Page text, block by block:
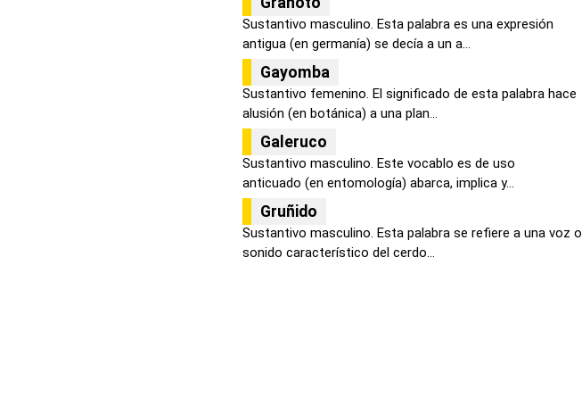
Sustantivo masculino. Esta palabra es una expresión
antigua (en germanía) se decía a un a...
Gayomba
Sustantivo femenino. El significado de esta palabra hace
alusión (en botánica) a una plan...
Galeruco
Sustantivo masculino. Este vocablo es de uso
anticuado (en entomología) abarca, implica y...
Gruñido
Sustantivo masculino. Esta palabra se refiere a una voz o
sonido característico del cerdo...